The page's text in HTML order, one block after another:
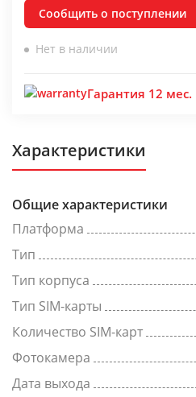
Сообщить о поступлении
Нет в наличии
Гарантия 12 мес.
Характеристики
Общие характеристики
Платформа
Тип
Тип корпуса
Тип SIM-карты
Количество SIM-карт
Фотокамера
Дата выхода